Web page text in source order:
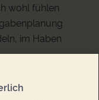
wohl fühlen
im Haben